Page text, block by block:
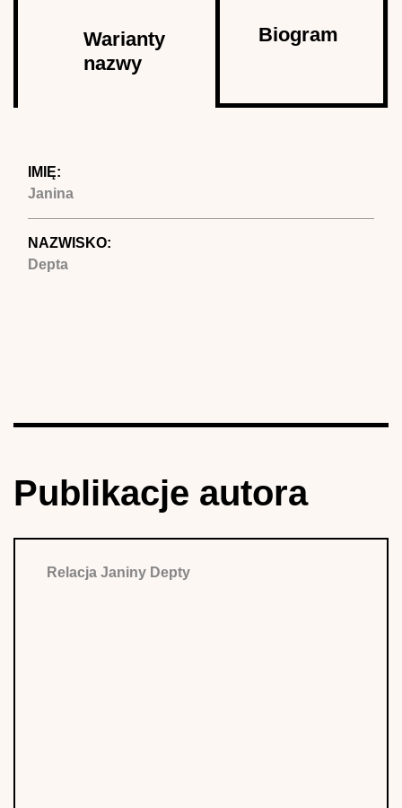
Warianty
nazwy
Biogram
IMIĘ:
Janina
NAZWISKO:
Depta
Publikacje autora
Relacja Janiny Depty